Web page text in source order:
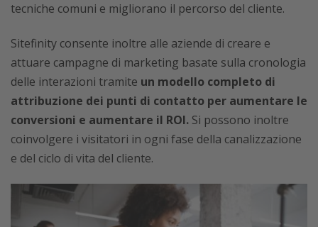
tecniche comuni e migliorano il percorso del cliente.
Sitefinity consente inoltre alle aziende di creare e
attuare campagne di marketing basate sulla cronologia
delle interazioni tramite un modello completo di
attribuzione dei punti di contatto per aumentare le
conversioni e aumentare il ROI. Si possono inoltre
coinvolgere i visitatori in ogni fase della canalizzazione
e del ciclo di vita del cliente.